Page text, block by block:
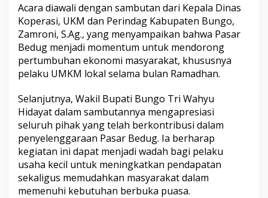
Acara diawali dengan sambutan dari Kepala Dinas
Koperasi, UKM dan Perindag Kabupaten Bungo,
Zamroni, S.Ag., yang menyampaikan bahwa Pasar
Bedug menjadi momentum untuk mendorong
pertumbuhan ekonomi masyarakat, khususnya
pelaku UMKM lokal selama bulan Ramadhan.
Selanjutnya, Wakil Bupati Bungo Tri Wahyu
Hidayat dalam sambutannya mengapresiasi
seluruh pihak yang telah berkontribusi dalam
penyelenggaraan Pasar Bedug. Ia berharap
kegiatan ini dapat menjadi wadah bagi pelaku
usaha kecil untuk meningkatkan pendapatan
sekaligus memudahkan masyarakat dalam
memenuhi kebutuhan berbuka puasa.